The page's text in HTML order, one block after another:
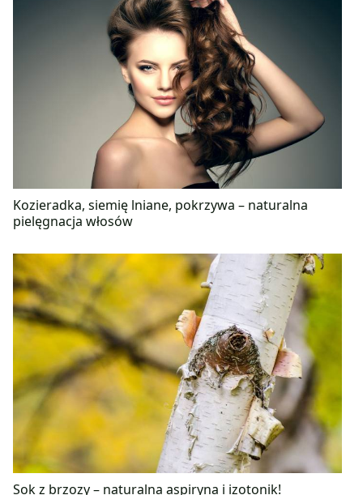
Kozieradka, siemię lniane, pokrzywa – naturalna
pielęgnacja włosów
Sok z brzozy – naturalna aspiryna i izotonik!